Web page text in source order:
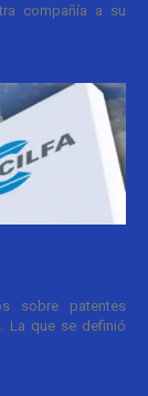
compañía a su
sobre patentes
La que se definió